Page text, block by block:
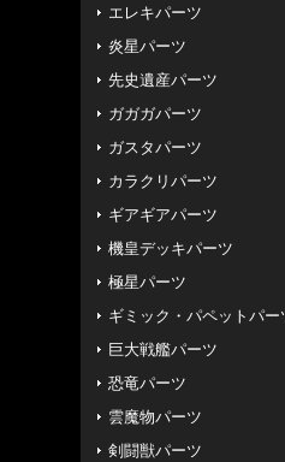
エレキパーツ
炎星パーツ
先史遺産パーツ
ガガガパーツ
ガスタパーツ
カラクリパーツ
ギアギアパーツ
機皇デッキパーツ
極星パーツ
ギミック・パペットパー
巨大戦艦パーツ
恐竜パーツ
雲魔物パーツ
剣闘獣パーツ